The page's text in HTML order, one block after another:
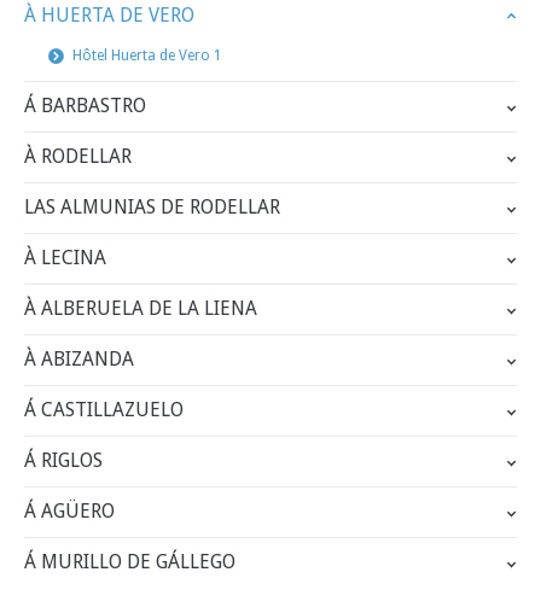
À HUERTA DE VERO
Hôtel Huerta de Vero 1
Á BARBASTRO
À RODELLAR
LAS ALMUNIAS DE RODELLAR
À LECINA
À ALBERUELA DE LA LIENA
À ABIZANDA
Á CASTILLAZUELO
Á RIGLOS
Á AGÜERO
Á MURILLO DE GÁLLEGO